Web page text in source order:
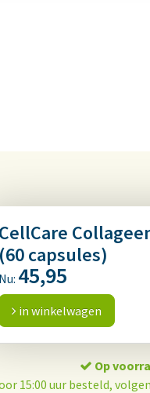
CellCare
(60 capsules)
Nu: 45,95
in winkelwagen
Op
15:00 uur besteld,